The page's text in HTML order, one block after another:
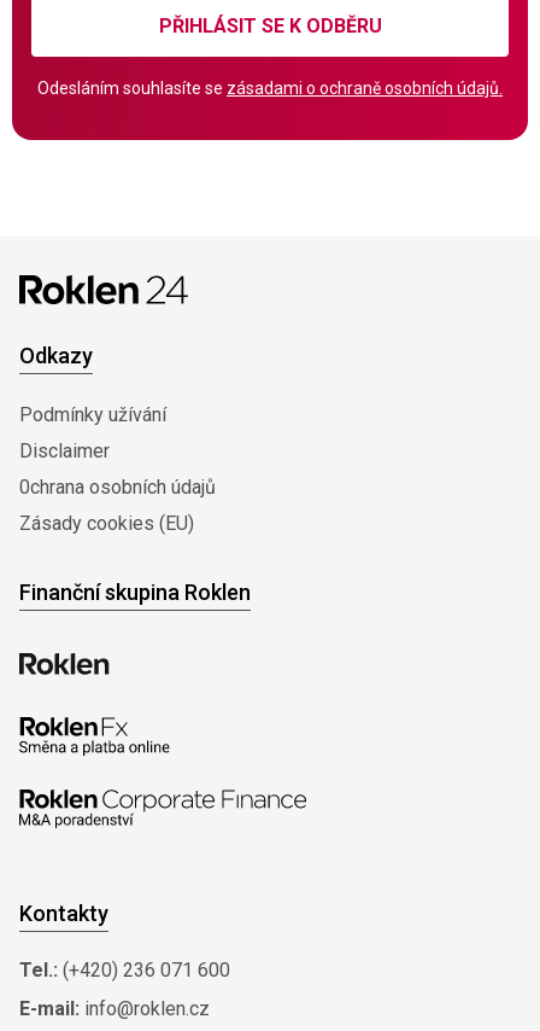
PŘIHLÁSIT SE K ODBĚRU
Odesláním souhlasíte se zásadami o ochraně osobních údajů.
Odkazy
Podmínky užívání
Disclaimer
0chrana osobních údajů
Zásady cookies (EU)
Finanční skupina Roklen
Kontakty
Tel.: (+420) 236 071 600
E-mail: info@roklen.cz